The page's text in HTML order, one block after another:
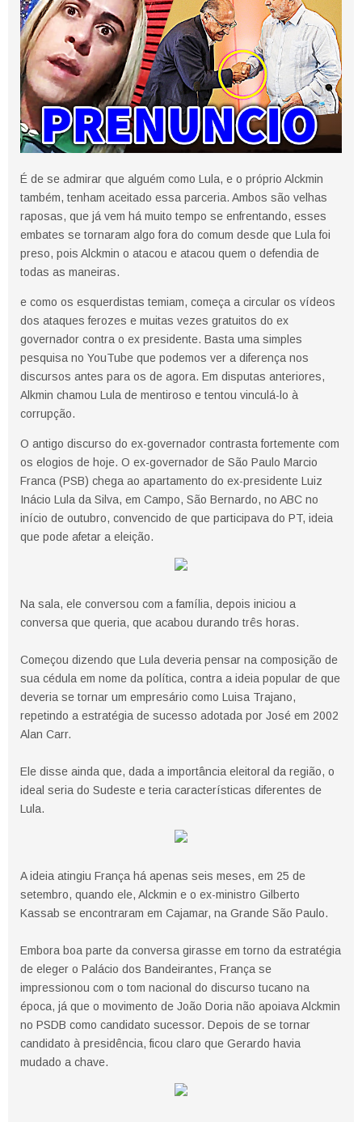
É de se admirar que alguém como Lula, e o próprio Alckmin
também, tenham aceitado essa parceria. Ambos são velhas
raposas, que já vem há muito tempo se enfrentando, esses
embates se tornaram algo fora do comum desde que Lula foi
preso, pois Alckmin o atacou e atacou quem o defendia de
todas as maneiras.
e como os esquerdistas temiam, começa a circular os vídeos
dos ataques ferozes e muitas vezes gratuitos do ex
governador contra o ex presidente. Basta uma simples
pesquisa no YouTube que podemos ver a diferença nos
discursos antes para os de agora. Em disputas anteriores,
Alkmin chamou Lula de mentiroso e tentou vinculá-lo à
corrupção.
O antigo discurso do ex-governador contrasta fortemente com
os elogios de hoje. O ex-governador de São Paulo Marcio
Franca (PSB) chega ao apartamento do ex-presidente Luiz
Inácio Lula da Silva, em Campo, São Bernardo, no ABC no
início de outubro, convencido de que participava do PT, ideia
que pode afetar a eleição.
Na sala, ele conversou com a família, depois iniciou a
conversa que queria, que acabou durando três horas.
Começou dizendo que Lula deveria pensar na composição de
sua cédula em nome da política, contra a ideia popular de que
deveria se tornar um empresário como Luisa Trajano,
repetindo a estratégia de sucesso adotada por José em 2002
Alan Carr.
Ele disse ainda que, dada a importância eleitoral da região, o
ideal seria do Sudeste e teria características diferentes de
Lula.
A ideia atingiu França há apenas seis meses, em 25 de
setembro, quando ele, Alckmin e o ex-ministro Gilberto
Kassab se encontraram em Cajamar, na Grande São Paulo.
Embora boa parte da conversa girasse em torno da estratégia
de eleger o Palácio dos Bandeirantes, França se
impressionou com o tom nacional do discurso tucano na
época, já que o movimento de João Doria não apoiava Alckmin
no PSDB como candidato sucessor. Depois de se tornar
candidato à presidência, ficou claro que Gerardo havia
mudado a chave.